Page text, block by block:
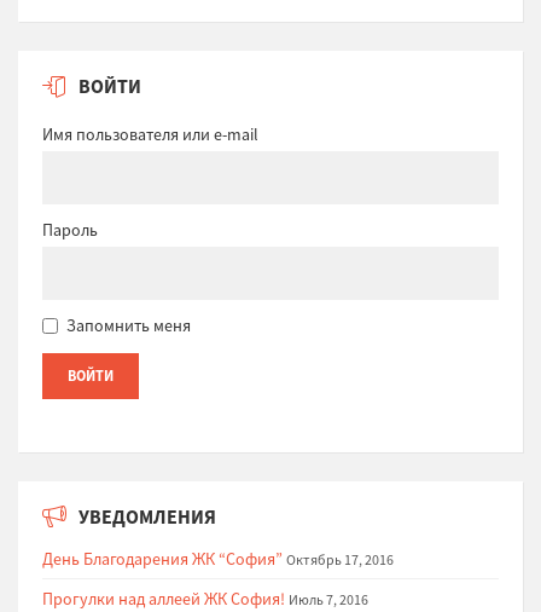
ВОЙТИ
Имя пользователя или e-mail
Пароль
Запомнить меня
УВЕДОМЛЕНИЯ
День Благодарения ЖК “София” Октябрь 17, 2016
Прогулки над аллеей ЖК София! Июль 7, 2016